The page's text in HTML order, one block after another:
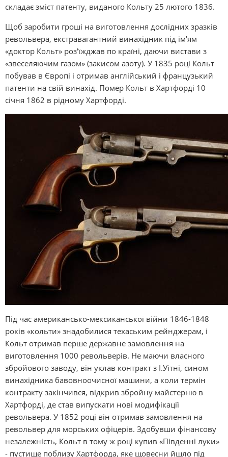
складає зміст патенту, виданого Кольту 25 лютого 1836.
Щоб заробити гроші на виготовлення дослідних зразків
револьвера, екстравагантний винахідник під ім'ям
«доктор Кольт» роз'їжджав по країні, даючи вистави з
«звеселяючим газом» (закисом азоту). У 1835 році Кольт
побував в Європі і отримав англійський і французький
патенти на свій винахід. Помер Кольт в Хартфорді 10
січня 1862 в рідному Хартфорді.
Під час американсько-мексиканської війни 1846-1848
років «кольти» знадобилися техаським рейнджерам, і
Кольт отримав перше державне замовлення на
виготовлення 1000 револьверів. Не маючи власного
збройового заводу, він уклав контракт з І.Уітні, сином
винахідника бавовноочисної машини, а коли термін
контракту закінчився, відкрив збройну майстерню в
Хартфорді, де став випускати нові модифікації
револьвера. У 1852 році він отримав замовлення на
револьвер для морських офіцерів. Здобувши фінансову
незалежність, Кольт в тому ж році купив «Південні луки»
- пустище поблизу Хартфорда, яке щовесни йшло під